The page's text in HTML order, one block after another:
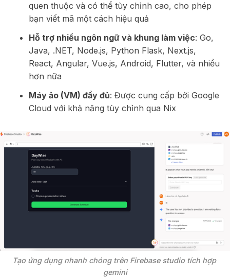
quen thuộc và có thể tùy chỉnh cao, cho phép
bạn viết mã một cách hiệu quả
Hỗ trợ nhiều ngôn ngữ và khung làm việc: Go,
Java, .NET, Node.js, Python Flask, Next.js,
React, Angular, Vue.js, Android, Flutter, và nhiều
hơn nữa
Máy ảo (VM) đầy đủ: Được cung cấp bởi Google
Cloud với khả năng tùy chỉnh qua Nix
Tạo ứng dụng nhanh chóng trên Firebase studio tích hợp
gemini